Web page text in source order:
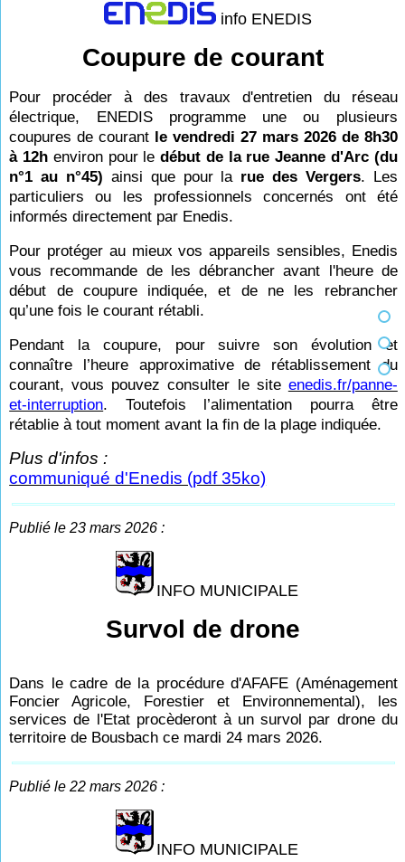
info ENEDIS
Coupure de courant
Pour procéder à des travaux d'entretien du réseau
électrique, ENEDIS programme une ou plusieurs
coupures de courant le vendredi 27 mars 2026 de 8h30
à 12h environ pour ledébut de la rue Jeanne d'Arc (du
n°1 au n°45) ainsi que pour la rue des Vergers. Les
particuliers ou les professionnels concernés ont été
informés directement par Enedis.
Pour protéger au mieux vos appareils sensibles, Enedis
vous recommande de les débrancher avant l'heure de
début de coupure indiquée, et de ne les rebrancher
qu’une fois le courant rétabli.
Pendant la coupure, pour suivre son évolution et
connaître l’heure approximative de rétablissement du
courant, vous pouvez consulter le site enedis.fr/panne-
et-interruption. Toutefois l’alimentation pourra être
rétablie à tout moment avant la fin de la plage indiquée.
Plus d'infos :
communiqué d'Enedis (pdf 35ko)
Publié le 23 mars 2026 :
INFO MUNICIPALE
Survol de drone
Dans le cadre de la procédure d'AFAFE (Aménagement
Foncier Agricole, Forestier et Environnemental), les
services de l'Etat procèderont à un survol par drone du
territoire de Bousbach ce mardi 24 mars 2026.
Publié le 22 mars 2026 :
INFO MUNICIPALE